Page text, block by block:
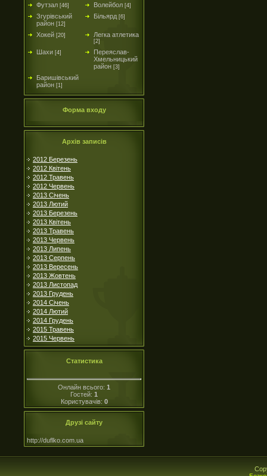
Футзал [46] Волейбол [4]
Згурівський
район [12]
Більярд [6]
Хокей [20] Легка атлетика
[2]
Шахи [4]
Переяслав-
Хмельницький
район [3]
Баришівський
район [1]
Форма входу
Архів записів
2012 Березень
2012 Квітень
2012 Травень
2012 Червень
2013 Січень
2013 Лютий
2013 Березень
2013 Квітень
2013 Травень
2013 Червень
2013 Липень
2013 Серпень
2013 Вересень
2013 Жовтень
2013 Листопад
2013 Грудень
2014 Січень
2014 Лютий
2014 Грудень
2015 Травень
2015 Червень
Статистика
Онлайн всього: 1
Гостей: 1
Користувачів: 0
Друзі сайту
http://duflko.com.ua